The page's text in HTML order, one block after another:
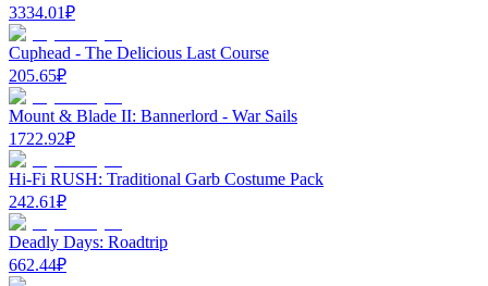
3334.01₽
Cuphead - The Delicious Last Course
205.65₽
Mount & Blade II: Bannerlord - War Sails
1722.92₽
Hi-Fi RUSH: Traditional Garb Costume Pack
242.61₽
Deadly Days: Roadtrip
662.44₽